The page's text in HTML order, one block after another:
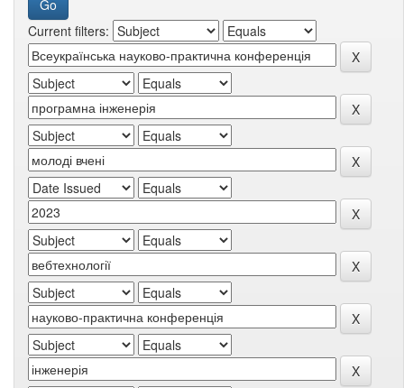
Current filters: